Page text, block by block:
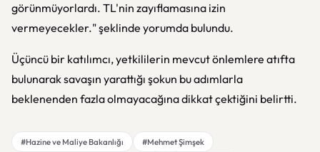
görünmüyorlardı. TL'nin zayıflamasına izin
vermeyecekler." şeklinde yorumda bulundu.
Üçüncü bir katılımcı, yetkililerin mevcut önlemlere atıfta
bulunarak savaşın yarattığı şokun bu adımlarla
beklenenden fazla olmayacağına dikkat çektiğini belirtti.
#Hazine ve Maliye Bakanlığı
#Mehmet Şimşek